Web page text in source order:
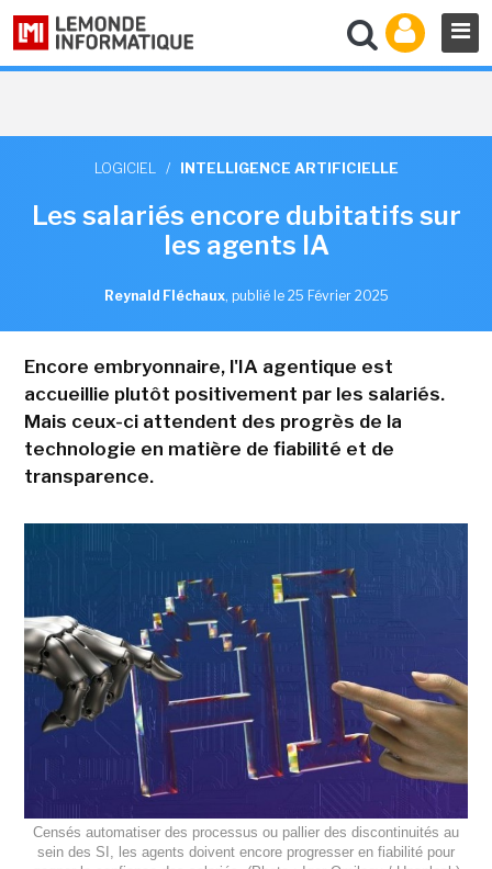
LOGICIEL / INTELLIGENCE ARTIFICIELLE
Les salariés encore dubitatifs sur
les agents IA
Reynald Fléchaux, publié le 25 Février 2025
Encore embryonnaire, l'IA agentique est
accueillie plutôt positivement par les salariés.
Mais ceux-ci attendent des progrès de la
technologie en matière de fiabilité et de
transparence.
Censés automatiser des processus ou pallier des discontinuités au
sein des SI, les agents doivent encore progresser en fiabilité pour